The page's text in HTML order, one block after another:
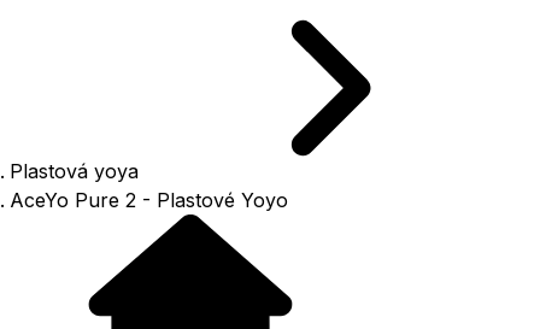
Plastová yoya
AceYo Pure 2 - Plastové Yoyo